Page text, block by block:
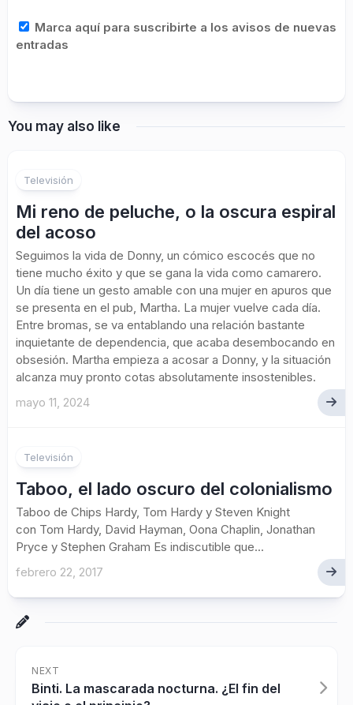
Marca aquí para suscribirte a los avisos de nuevas
entradas
You may also like
Televisión
Mi reno de peluche, o la oscura espiral
del acoso
Seguimos la vida de Donny, un cómico escocés que no
tiene mucho éxito y que se gana la vida como camarero.
Un día tiene un gesto amable con una mujer en apuros que
se presenta en el pub, Martha. La mujer vuelve cada día.
Entre bromas, se va entablando una relación bastante
inquietante de dependencia, que acaba desembocando en
obsesión. Martha empieza a acosar a Donny, y la situación
alcanza muy pronto cotas absolutamente insostenibles.
mayo 11, 2024
Televisión
Taboo, el lado oscuro del colonialismo
Taboo de Chips Hardy, Tom Hardy y Steven Knight
con Tom Hardy, David Hayman, Oona Chaplin, Jonathan
Pryce y Stephen Graham Es indiscutible que...
febrero 22, 2017
NEXT
Binti. La mascarada nocturna. ¿El fin del